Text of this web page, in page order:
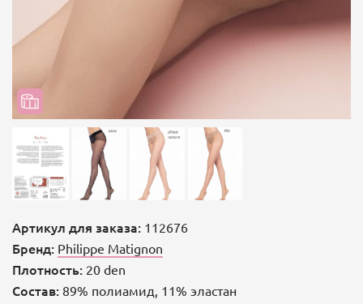
Артикул для заказа: 112676
Бренд: Philippe Matignon
Плотность: 20 den
Состав: 89% полиамид, 11% эластан